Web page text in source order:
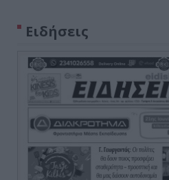
Ειδήσεις